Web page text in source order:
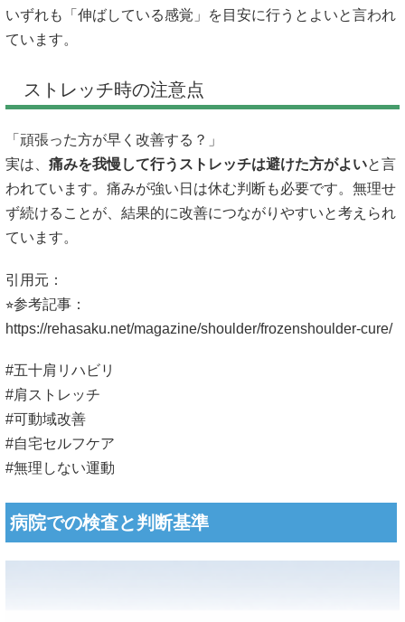
いずれも「伸ばしている感覚」を目安に行うとよいと言われ
ています。
ストレッチ時の注意点
「頑張った方が早く改善する？」
実は、 痛みを我慢して行うストレッチは避けた方がよいと言
われています。痛みが強い日は休む判断も必要です。無理せ
ず続けることが、結果的に改善につながりやすいと考えられ
ています。
引用元：
⭐︎参考記事：
https://rehasaku.net/magazine/shoulder/frozenshoulder-cure/
#五十肩リハビリ
#肩ストレッチ
#可動域改善
#自宅セルフケア
#無理しない運動
病院での検査と判断基準